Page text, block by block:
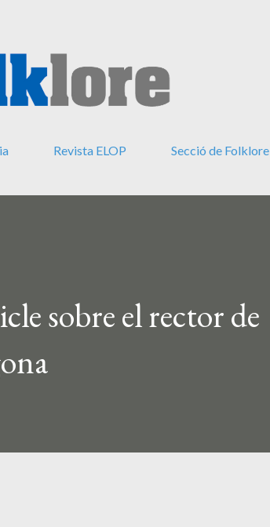
Revista ELOP Secció de Folklore
sobre el rector de